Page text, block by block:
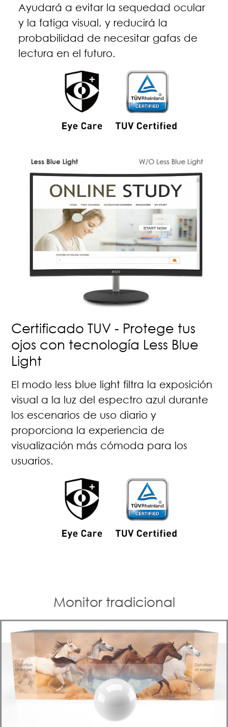
Ayudará a evitar la sequedad ocular
y la fatiga visual, y reducirá la
probabilidad de necesitar gafas de
lectura en el futuro.
Certificado TUV - Protege tus
ojos con tecnología Less Blue
Light
El modo less blue light filtra la exposición
visual a la luz del espectro azul durante
los escenarios de uso diario y
proporciona la experiencia de
visualización más cómoda para los
usuarios.
Monitor tradicional